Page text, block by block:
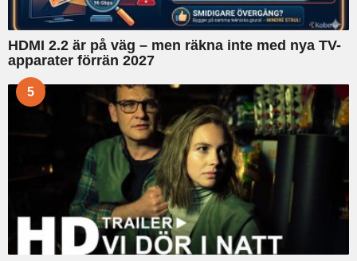
HDMI 2.2 är på väg – men räkna inte med nya TV-
apparater förrän 2027
5